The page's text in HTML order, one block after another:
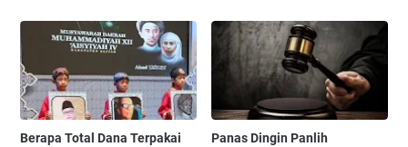
Berapa Total Dana Terpakai
Panas Dingin Panlih